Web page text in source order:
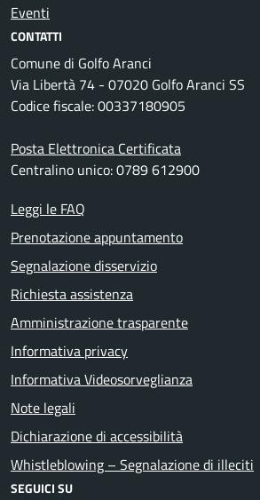
Eventi
CONTATTI
Comune di Golfo Aranci
Via Libertà 74 - 07020 Golfo Aranci SS
Codice fiscale: 00337180905
Posta Elettronica Certificata
Centralino unico: 0789 612900
Leggi le FAQ
Prenotazione appuntamento
Segnalazione disservizio
Richiesta assistenza
Amministrazione trasparente
Informativa privacy
Informativa Videosorveglianza
Note legali
Dichiarazione di accessibilità
Whistleblowing – Segnalazione di illeciti
SEGUICI SU